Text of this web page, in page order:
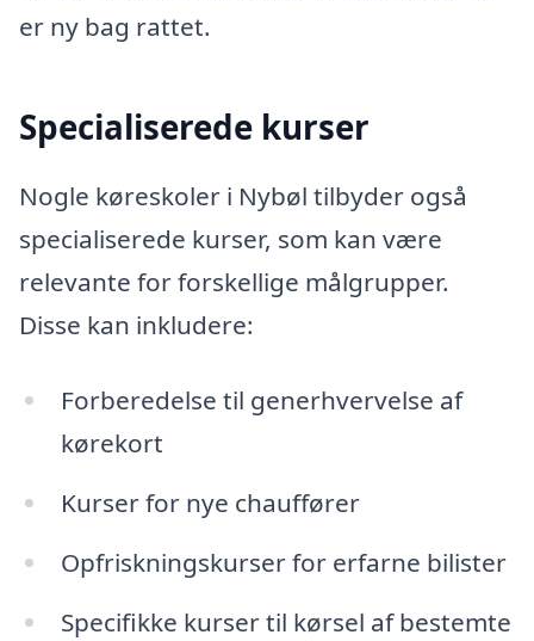
er ny bag rattet.
Specialiserede kurser
Nogle køreskoler i Nybøl tilbyder også
specialiserede kurser, som kan være
relevante for forskellige målgrupper.
Disse kan inkludere:
Forberedelse til generhvervelse af
kørekort
Kurser for nye chauffører
Opfriskningskurser for erfarne bilister
Specifikke kurser til kørsel af bestemte